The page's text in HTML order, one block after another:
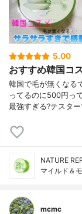
5.00
おすすめ韓国コ
韓国で毛が無くなる
ってるのに500円っ
最強すぎる?テスタ
NATURE
マイルド＆
mcmc